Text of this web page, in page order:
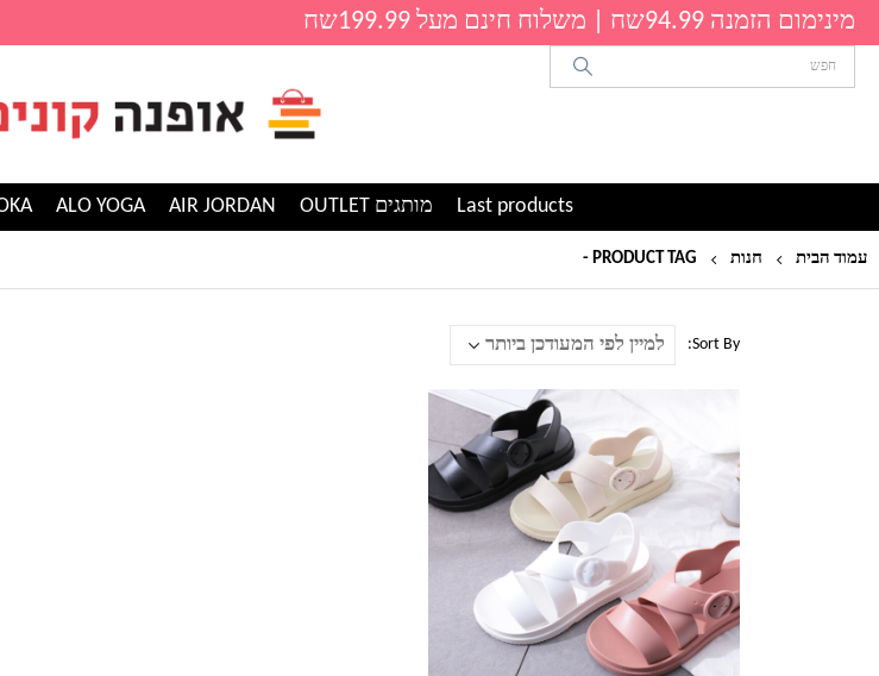
מינימום הזמנה 94.99שח | משלוח חינם מעל 199.99שח
Last products מותגים OUTLET AIR JORDAN
ALO YOGA
עמוד הבית חנות PRODUCT TAG -
Sort By:
יש
מספר
סוגים.
ניתן
לבחור
את
האפשרויות
בעמוד